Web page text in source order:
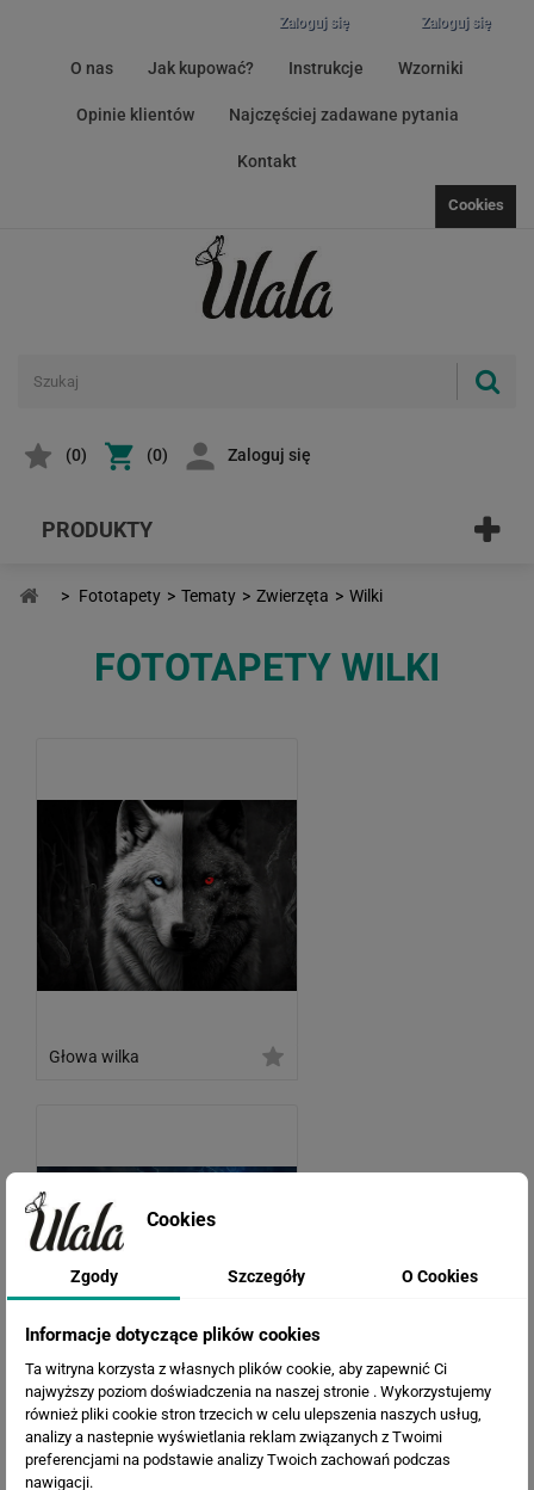
Zaloguj się
Zaloguj się
O nas Jak kupować? Instrukcje Wzorniki
Opinie klientów Najczęściej zadawane pytania
Kontakt
Cookies
(0) (0) Zaloguj się
PRODUKTY
> Fototapety > Tematy > Zwierzęta > Wilki
FOTOTAPETY WILKI
Głowa wilka
Wilk
Cookies
Zgody Szczegóły O Cookies
Informacje dotyczące plików cookies
Ta witryna korzysta z własnych plików cookie, aby zapewnić Ci
najwyższy poziom doświadczenia na naszej stronie . Wykorzystujemy
również pliki cookie stron trzecich w celu ulepszenia naszych usług,
analizy a nastepnie wyświetlania reklam związanych z Twoimi
preferencjami na podstawie analizy Twoich zachowań podczas
nawigacji.